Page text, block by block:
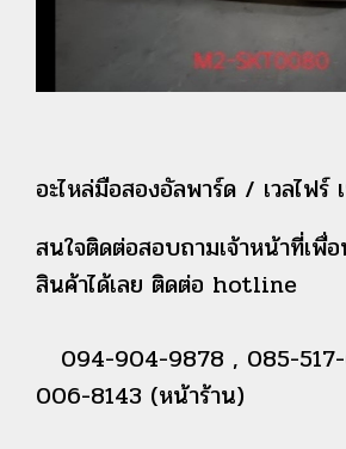
อะไหล่มือสองอัลพาร์ด / เวลไฟร์
สนใจติดต่อสอบถามเจ้าหน้าที่เพื่อ
สินค้าได้เลย ติดต่อ hotline
094-904-9878 , 085-
006-8143 (หน้าร้าน)